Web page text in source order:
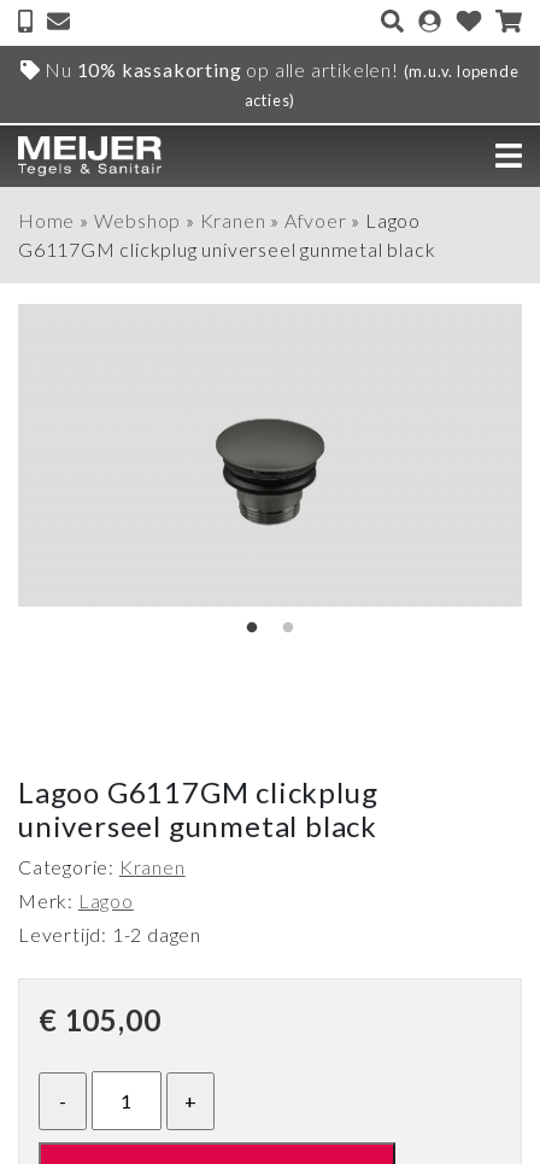
Nu 10% kassakorting op alle artikelen! (m.u.v. lopende
acties)
Home » Webshop » Kranen » Afvoer » Lagoo
G6117GM clickplug universeel gunmetal black
Lagoo G6117GM clickplug
universeel gunmetal black
Categorie: Kranen
Merk: Lagoo
Levertijd: 1-2 dagen
€ 105,00